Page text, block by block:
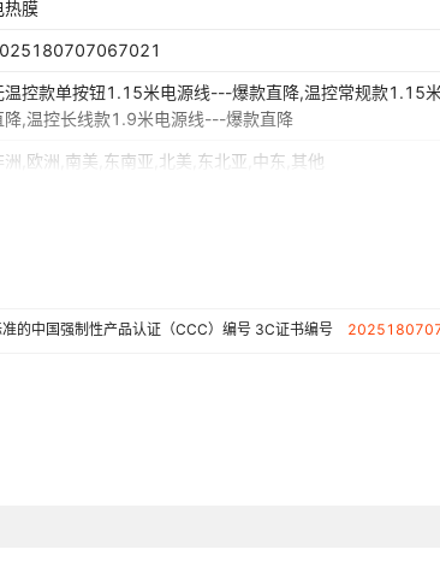
热膜
温控款单按钮1.15米电源线---爆款直降,温控常规款1.15
降,温控长线款1.9米电源线---爆款直降
洲,欧洲,南美,东南亚,北美,东北亚,中东,其他
认项
的中国强制性产品认证（CCC）编号 3C证书编号